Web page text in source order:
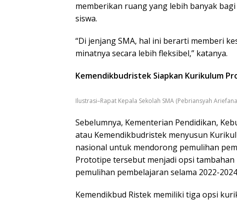
memberikan ruang yang lebih banyak
siswa.
“Di jenjang SMA, hal ini berarti memberi
minatnya secara lebih fleksibel,” katanya.
Kemendikbudristek Siapkan Kurikulum
Ilustrasi–Rapat Kepala Sekolah SMA (Pebriansyah
Sebelumnya, Kementerian Pendidikan,
atau Kemendikbudristek menyusun
nasional untuk mendorong pemulihan
Prototipe tersebut menjadi opsi
pemulihan pembelajaran selama 2022-
Kemendikbud Ristek memiliki tiga opsi